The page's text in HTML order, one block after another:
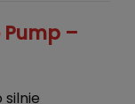
–
silnie